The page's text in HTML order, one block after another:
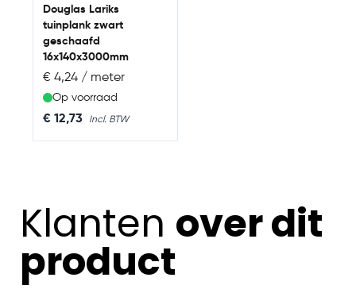
Douglas Lariks
tuinplank zwart
geschaafd
16x140x3000mm
€ 4,24 / meter
Op voorraad
€ 12,73
Klanten over dit
product